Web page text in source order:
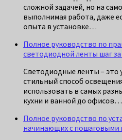
сложной задачей, но на
выполнимая работа, даже
опыта в установке…
Полное руководство по
светодиодной ленты шаг
Светодиодные ленты – это
стильный способ
использовать в самых
кухни и ванной до офисов…
Полное руководство по
начинающих с пошаговыми